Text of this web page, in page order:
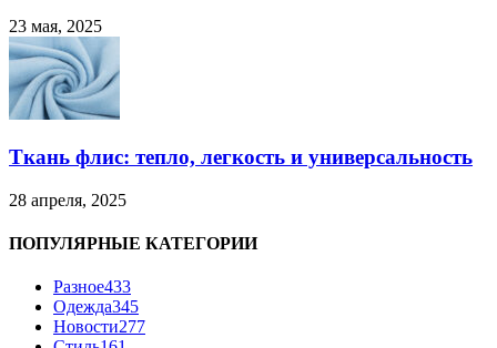
23 мая, 2025
Ткань флис: тепло, легкость и универсальность
28 апреля, 2025
ПОПУЛЯРНЫЕ КАТЕГОРИИ
Разное433
Одежда345
Новости277